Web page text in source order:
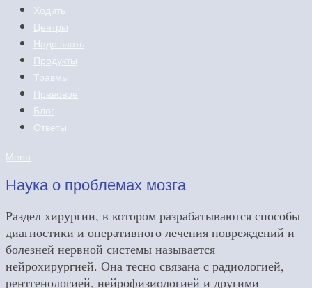
Ходить
Центры
Надо знать
Продукты
Травмы
Правовое
Блог
Ответы
Menu
Наука о проблемах мозга
Раздел хирургии, в котором разрабатываются способы
диагностики и оперативного лечения повреждений и
болезней нервной системы называется
нейрохирургией. Она тесно связана с радиологией,
рентгенологией, нейрофизиологией и другими